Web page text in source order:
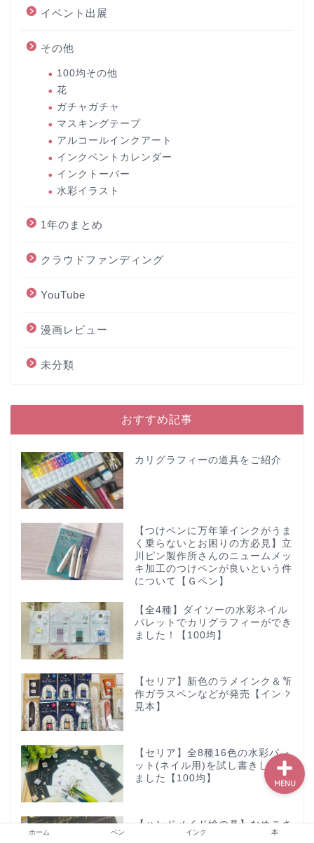
イベント出展
その他
100均その他
花
ガチャガチャ
マスキングテープ
アルコールインクアート
インクベントカレンダー
インクトーバー
水彩イラスト
1年のまとめ
クラウドファンディング
YouTube
漫画レビュー
未分類
おすすめ記事
カリグラフィーの道具をご紹介
【つけペンに万年筆インクがうま
く乗らないとお困りの方必見】立
川ピン製作所さんのニュームメッ
キ加工のつけペンが良いという件
について【Ｇペン】
【全4種】ダイソーの水彩ネイル
パレットでカリグラフィーができ
ました！【100均】
【セリア】新色のラメインク＆新
作ガラスペンなどが発売【インク
見本】
【セリア】全8種16色の水彩パレ
ット(ネイル用)を試し書きしてみ
ました【100均】
【ハンドメイド絵の具】なめこさ
んの手作りのキラキラ絵の具でカ
ホーム ペン インク 本
MENU
ホーム
ペン